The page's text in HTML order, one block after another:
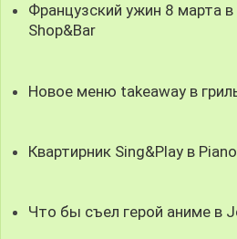
Французский ужин 8 марта
Shop&Bar
Новое меню takeaway в
Квартирник Sing&Play в
Что бы съел герой аниме в